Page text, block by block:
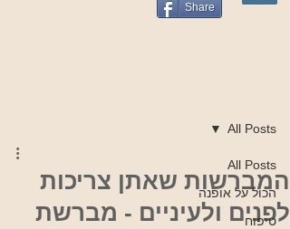
Share
All Posts
הכול על אופנה
טיפוח
All Posts
המברשות שאתן צריכות
לפנים ולעיניים - מברשת